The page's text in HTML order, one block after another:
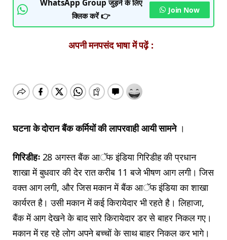
WhatsApp Group जुड़ने के लिए
क्लिक करें 👉
Join Now
अपनी मनपसंद भाषा में पढ़ें :
घटना के दोरान बैंक कर्मियों की लापरवाही आयी सामने।
गिरिडीहः28 अगस्त बैंक आॅफ इंडिया गिरिडीह की प्रधान
शाखा में बुधवार की देर रात करीब 11 बजे भीषण आग लगी। जिस
वक्त आग लगी, और जिस मकान में बैंक आॅफ इंडिया का शाखा
कार्यरत है। उसी मकान में कई किरायेदार भी रहते है। लिहाजा,
बैंक में आग देखने के बाद सारे किरायेदार डर से बाहर निकल गए।
मकान में रह रहे लोग अपने बच्चों के साथ बाहर निकल कर भागे।